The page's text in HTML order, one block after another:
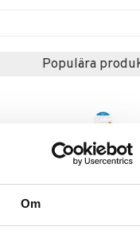
Om
Populära
Sensodyne Gentle